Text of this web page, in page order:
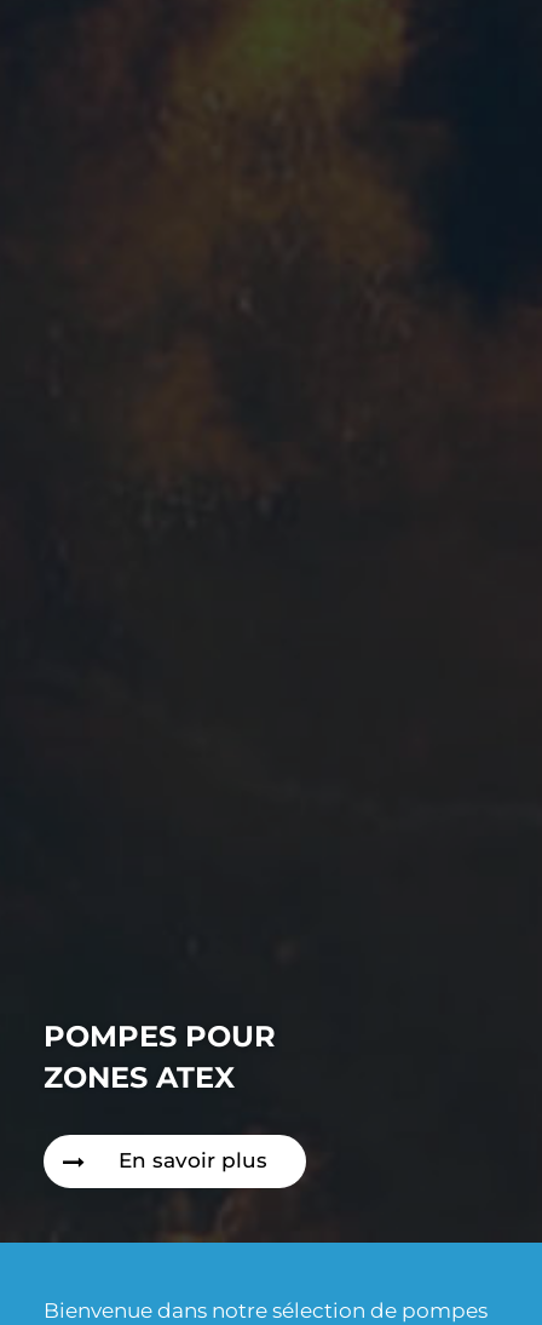
POMPES POUR
ZONES ATEX
En savoir plus
Bienvenue dans notre sélection de pompes